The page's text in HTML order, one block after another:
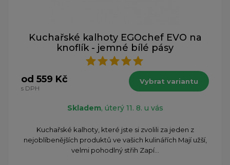
Kuchařské kalhoty EGOchef EVO na
knoflík - jemné bílé pásy
od 559 Kč
s DPH
Vybrat variantu
Skladem, úterý 11. 8. u vás
Kuchařské kalhoty, které jste si zvolili za jeden z
nejoblíbenějších produktů ve vašich kulinářích Mají užší,
velmi pohodlný střih Zapí...